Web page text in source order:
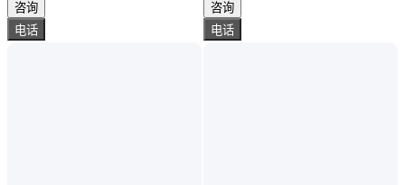
咨询
电话
咨询
电话